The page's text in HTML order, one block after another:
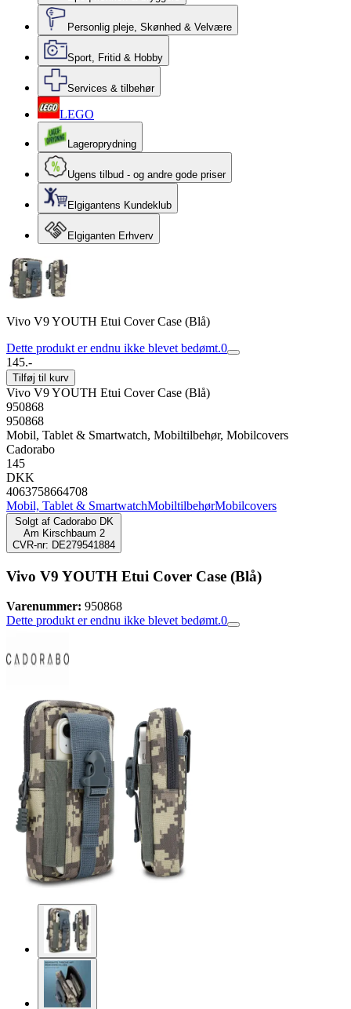
Personlig pleje, Skønhed & Velvære
Sport, Fritid & Hobby
Services & tilbehør
LEGO
Lageroprydning
Ugens tilbud - og andre gode priser
Elgigantens Kundeklub
Elgiganten Erhverv
Vivo V9 YOUTH Etui Cover Case (Blå)
Dette produkt er endnu ikke blevet bedømt.0
145.-
Tilføj til kurv
Vivo V9 YOUTH Etui Cover Case (Blå)
950868
950868
Mobil, Tablet & Smartwatch, Mobiltilbehør, Mobilcovers
Cadorabo
145
DKK
4063758664708
Mobil, Tablet & SmartwatchMobiltilbehørMobilcovers
Solgt af Cadorabo DK
Am Kirschbaum 2
CVR-nr: DE279541884
Vivo V9 YOUTH Etui Cover Case (Blå)
Varenummer: 950868
Dette produkt er endnu ikke blevet bedømt.0